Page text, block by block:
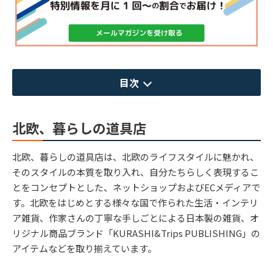
目次
北欧、暮らしの道具店
北欧、暮らしの道具店は、北欧のライフスタイルに魅かれ、
そのスタイルの本質を取り入れ、自分たちらしく表現するこ
とをコンセプトとした、ネットショップおよびECメディアで
す。北欧をはじめとする様々な国で作られた生活・インテリ
ア雑貨、作家さんの丁寧な手しごとによる日本製の雑貨、オ
リジナル商品ブランド「KURASHI&Trips PUBLISHING」の
アイテムなどを取り揃えています。